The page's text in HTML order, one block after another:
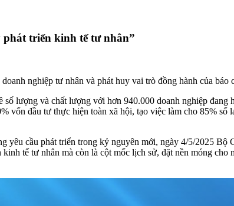
triển kinh tế tư nhân”
nghiệp tư nhân và phát huy vai trò đồng hành của
lượng và chất lượng với hơn 940.000 doanh nghiệp
vốn đầu tư thực hiện toàn xã hội, tạo việc làm cho 85% số
yêu cầu phát triển trong kỷ nguyên mới, ngày 4/5/2025
tế tư nhân mà còn là cột mốc lịch sử, đặt nền móng